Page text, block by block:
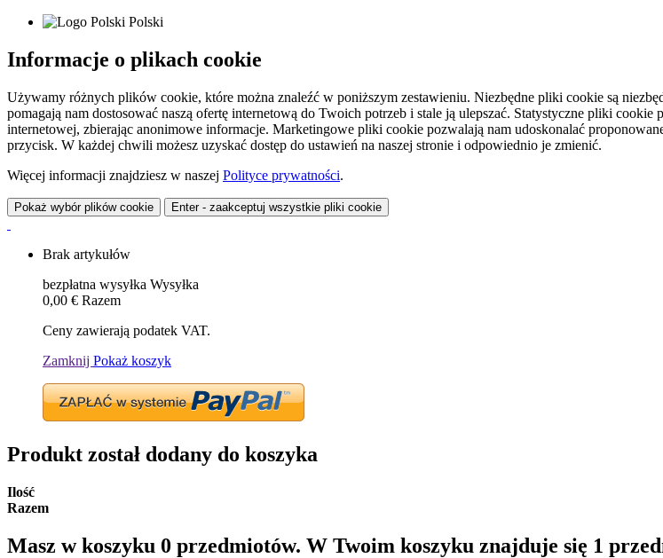
Polski
Informacje o plikach cookie
Używamy różnych plików cookie, które można znaleźć w poniższym zestawieniu. Niezbędne pliki cookie są
pomagają nam dostosować naszą ofertę internetową do Twoich potrzeb i stale ją ulepszać. Statystyczne pliki
internetowej, zbierając anonimowe informacje. Marketingowe pliki cookie pozwalają nam udoskonalać
przycisk. W każdej chwili możesz uzyskać dostęp do ustawień na naszej stronie i odpowiednio je zmienić.
Więcej informacji znajdziesz w naszej Polityce prywatności.
Pokaż wybór plików cookie Enter - zaakceptuj wszystkie pliki cookie
Brak artykułów
bezpłatna wysyłka Wysyłka
0,00 € Razem
Ceny zawierają podatek VAT.
Zamknij Pokaż koszyk
Produkt został dodany do koszyka
Ilość
Razem
Masz w koszyku 0 przedmiotów. W Twoim koszyku znajduje się 1